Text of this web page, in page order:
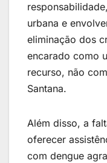
urbana e
eliminação dos
encarado como
recurso, não
Santana.
Além disso, a
oferecer
com dengue